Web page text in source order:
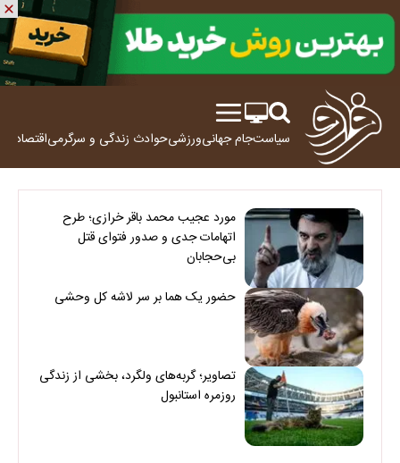
سیاستجام جهانیورزشیحوادث زندگی و سرگرمیاقتصاد
مورد عجیب محمد باقر خرازی؛ طرح
اتهامات جدی و صدور فتوای قتل
بی‌حجابان
حضور یک هما بر سر لاشه‌ کل وحشی
تصاویر؛ گربه‌های ولگرد، بخشی از زندگی
روزمره استانبول